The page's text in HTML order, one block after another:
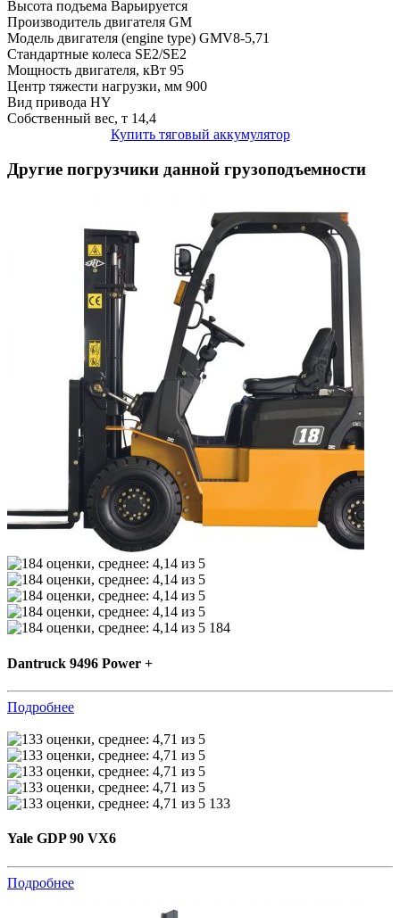
Высота подъема Варьируется
Производитель двигателя GM
Модель двигателя (engine type) GMV8-5,71
Стандартные колеса SE2/SE2
Мощность двигателя, кВт 95
Центр тяжести нагрузки, мм 900
Вид привода HY
Собственный вес, т 14,4
Купить тяговый аккумулятор
Другие погрузчики данной грузоподъемности
184
Dantruck 9496 Power +
Подробнее
133
Yale GDP 90 VX6
Подробнее